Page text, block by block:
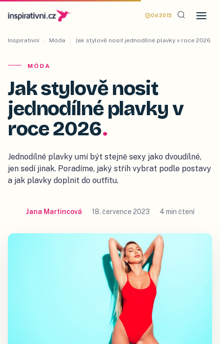
Od 2015
Inspirativní / Móda / Jak stylově nosit jednodílné plavky v roce 2026
MÓDA
Jak stylově nosit
jednodílné plavky v
roce 2026.
Jednodílné plavky umí být stejně sexy jako dvoudílné,
jen sedí jinak. Poradíme, jaký střih vybrat podle postavy
a jak plavky doplnit do outfitu.
Jana Martincová 18. července 2023 4 min čtení